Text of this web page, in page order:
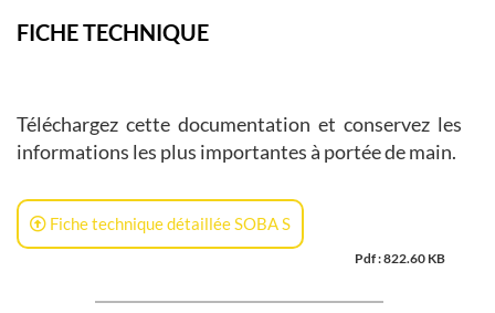
FICHE TECHNIQUE
Téléchargez cette documentation et conservez les
informations les plus importantes à portée de main.
Fiche technique détaillée SOBA S
Pdf : 822.60 KB